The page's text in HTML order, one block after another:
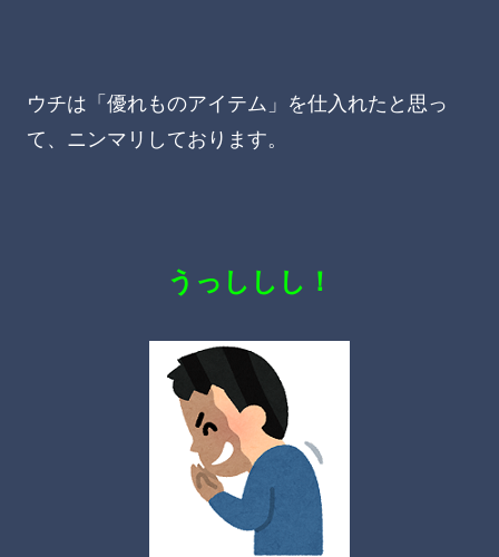
ウチは「優れものアイテム」を仕入れたと思っ
て、ニンマリしております。
うっししし！